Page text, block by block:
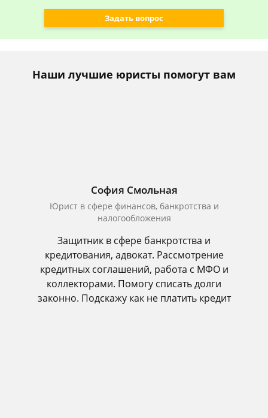
Задать вопрос
Наши лучшие юристы помогут вам
София Смольная
Юрист в сфере финансов, банкротства и
налогообложения
Защитник в сфере банкротства и
кредитования, адвокат. Рассмотрение
кредитных соглашений, работа с МФО и
коллекторами. Помогу списать долги
законно. Подскажу как не платить кредит